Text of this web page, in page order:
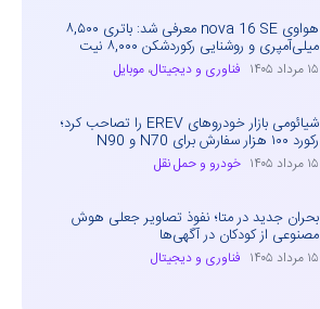
هواوی nova 16 SE معرفی شد: باتری ۸,۵۰۰
میلی‌آمپری و روشنایی رکوردشکن ۸,۰۰۰ نیت
۱۵ مرداد ۱۴۰۵ فناوری و دیجیتال، موبایل
شیائومی بازار خودروهای EREV را تصاحب کرد؛
رکورد ۱۰۰ هزار سفارش برای N70 و N90
۱۵ مرداد ۱۴۰۵ خودرو و حمل نقل
بحران جدید در متا؛ نفوذ تصاویر جعلی هوش
مصنوعی از کودکان در آگهی‌ها
۱۵ مرداد ۱۴۰۵ فناوری و دیجیتال